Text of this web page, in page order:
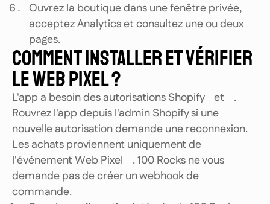
Ouvrez la boutique dans une fenêtre privée,
acceptez Analytics et consultez une ou deux
pages.
COMMENT INSTALLER ET VÉRIFIER
LE WEB PIXEL ?
L'app a besoin des autorisations Shopify et
.
Rouvrez l'app depuis l'admin Shopify si une
nouvelle autorisation demande une reconnexion.
Les achats proviennent uniquement de
l'événement Web Pixel
. 100 Rocks ne vous
demande pas de créer un webhook de
commande.